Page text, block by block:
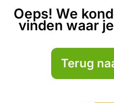
Oeps! We
vinden waar
Terug